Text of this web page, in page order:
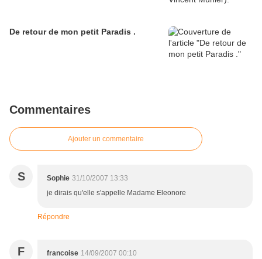
De retour de mon petit Paradis .
Commentaires
Ajouter un commentaire
S Sophie 31/10/2007 13:33
je dirais qu'elle s'appelle Madame Eleonore
Répondre
F francoise 14/09/2007 00:10